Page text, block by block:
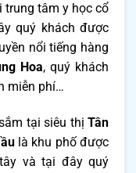
trung tâm y học cổ
quý khách được
nổi tiếng hàng
Hoa, quý khách
miễn phí…
tại siêu thị Tân
là khu phố được
và tại đây quý